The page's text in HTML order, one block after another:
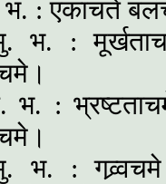
: एकाचते
:
:
: गव्र्वचमे